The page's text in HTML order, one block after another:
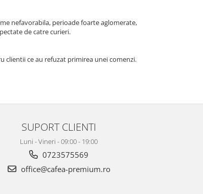
nefavorabila, perioade foarte aglomerate,
de catre curieri.
clientii ce au refuzat primirea unei comenzi.
SUPORT CLIENTI
Luni - Vineri - 09:00 - 19:00
0723575569
office@cafea-premium.ro